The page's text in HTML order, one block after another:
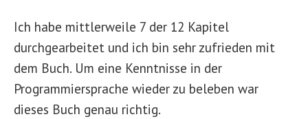
Ich habe mittlerweile 7 der 12 Kapitel
durchgearbeitet und ich bin sehr zufrieden mit
dem Buch. Um eine Kenntnisse in der
Programmiersprache wieder zu beleben war
dieses Buch genau richtig.